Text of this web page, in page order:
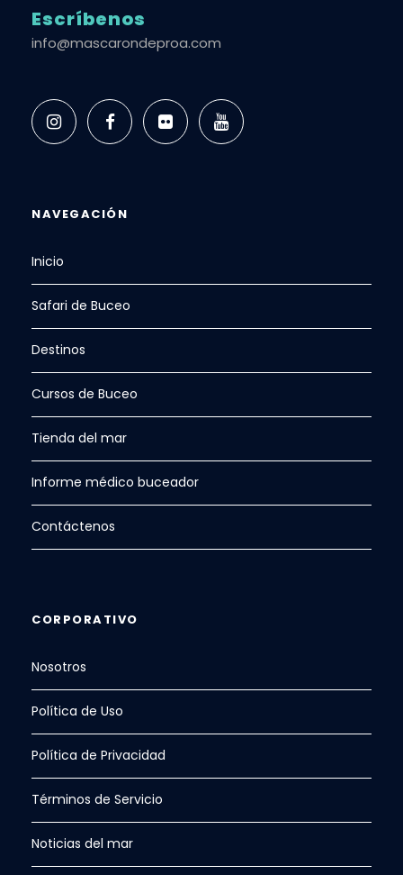
Escríbenos
info@mascarondeproa.com
NAVEGACIÓN
Inicio
Safari de Buceo
Destinos
Cursos de Buceo
Tienda del mar
Informe médico buceador
Contáctenos
CORPORATIVO
Nosotros
Política de Uso
Política de Privacidad
Términos de Servicio
Noticias del mar